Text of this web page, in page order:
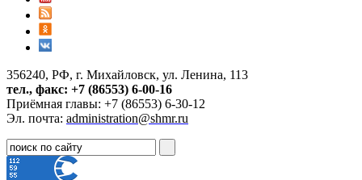
356240, РФ, г. Михайловск, ул. Ленина, 113
тел., факс: +7 (86553) 6-00-16
Приёмная главы: +7 (86553) 6-30-12
Эл. почта: administration@shmr.ru